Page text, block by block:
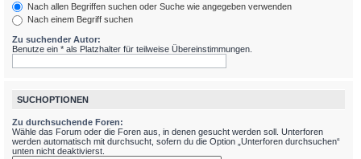
Nach allen Begriffen suchen oder Suche wie angegeben verwenden
Nach einem Begriff suchen
Zu suchender Autor:
Benutze ein * als Platzhalter für teilweise Übereinstimmungen.
SUCHOPTIONEN
Zu durchsuchende Foren:
Wähle das Forum oder die Foren aus, in denen gesucht werden soll. Unterforen
werden automatisch mit durchsucht, sofern du die Option „Unterforen durchsuchen“
unten nicht deaktivierst.